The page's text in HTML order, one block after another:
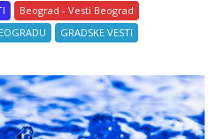
Beograd - Vesti Beograd
GRADSKE VESTI